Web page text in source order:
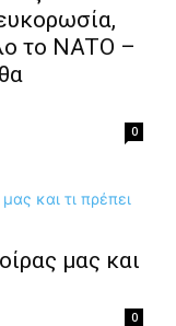
το NATO –
0
μας και
0